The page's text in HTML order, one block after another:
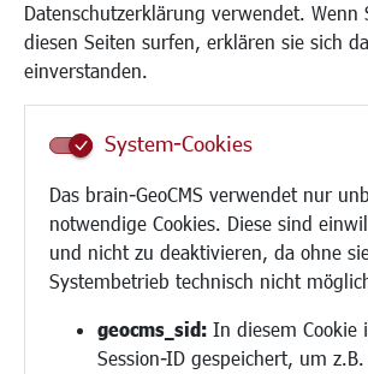
Datenschutzerklärung verwendet. Wenn
diesen Seiten surfen, erklären sie sich
einverstanden.
System-Cookies
Das brain-GeoCMS verwendet nur
notwendige Cookies. Diese sind
und nicht zu deaktivieren, da ohne
Systembetrieb technisch nicht
geocms_sid: In diesem Cookie
Session-ID gespeichert, um
Kinder und Jugend
Senioren/Haltestelle
Schule
Migration und Zusammenleben
Demokratie leben
Ukrainehilfe